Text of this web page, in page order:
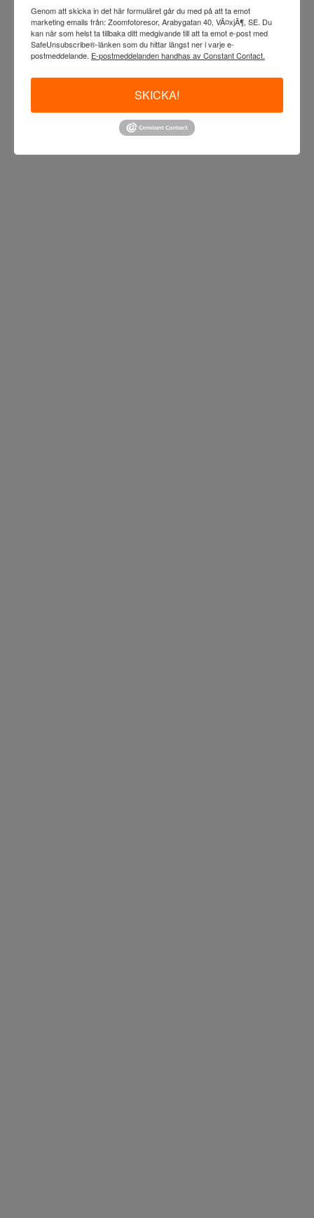
Genom att skicka in det här formuläret går du med på att ta emot
marketing emails från: Zoomfotoresor, Arabygatan 40, VÃ¤xjÃ¶, SE. Du
kan när som helst ta tillbaka ditt medgivande till att ta emot e-post med
SafeUnsubscribe®-länken som du hittar längst ner i varje e-
postmeddelande. E-postmeddelanden handhas av Constant Contact.
SKICKA!